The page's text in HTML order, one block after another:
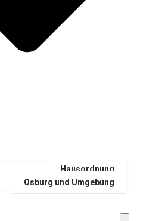
Hausordnung
Osburg und Umgebung
Buchungskalender